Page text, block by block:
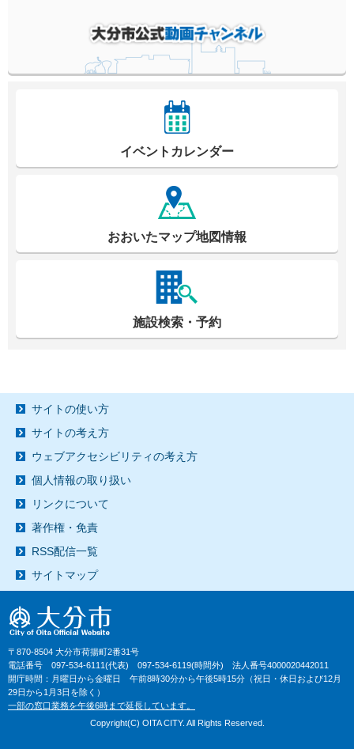
イベントカレンダー
おおいたマップ地図情報
施設検索・予約
サイトの使い方
サイトの考え方
ウェブアクセシビリティの考え方
個人情報の取り扱い
リンクについて
著作権・免責
RSS配信一覧
サイトマップ
〒870-8504 大分市荷揚町2番31号
電話番号 097-534-6111(代表) 097-534-6119(時間外) 法人番号4000020442011
開庁時間：月曜日から金曜日 午前8時30分から午後5時15分（祝日・休日および12月
29日から1月3日を除く）
一部の窓口業務を午後6時まで延長しています。
Copyright(C) OITA CITY. All Rights Reserved.